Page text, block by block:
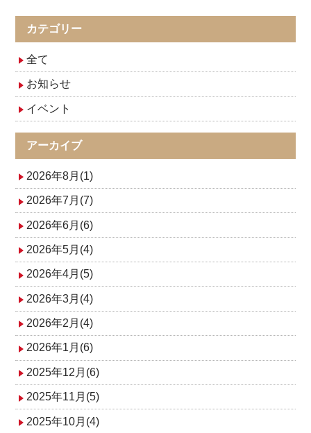
ナ
ビ
ゲ
ー
シ
ョ
ン
カテゴリー
全て
お知らせ
イベント
アーカイブ
2026年8月(1)
2026年7月(7)
2026年6月(6)
2026年5月(4)
2026年4月(5)
2026年3月(4)
2026年2月(4)
2026年1月(6)
2025年12月(6)
2025年11月(5)
2025年10月(4)